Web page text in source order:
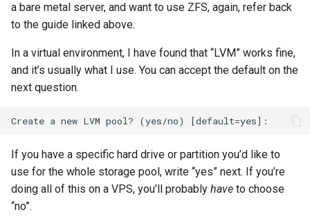
a bare metal server, and want to use ZFS, again, refer back
to the guide linked above.
In a virtual environment, I have found that “LVM” works fine,
and it’s usually what I use. You can accept the default on the
next question.
If you have a specific hard drive or partition you’d like to
use for the whole storage pool, write “yes” next. If you’re
doing all of this on a VPS, you’ll probably have to choose
“no”.